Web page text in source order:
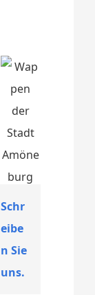
Schr
eibe
n Sie
uns.